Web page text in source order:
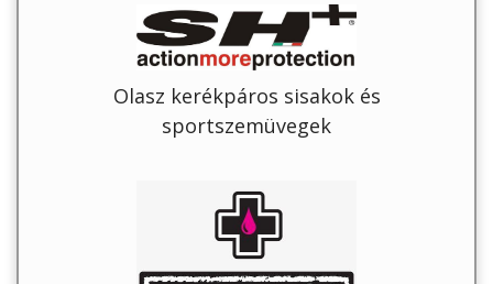
Olasz kerékpáros sisakok és
sportszemüvegek